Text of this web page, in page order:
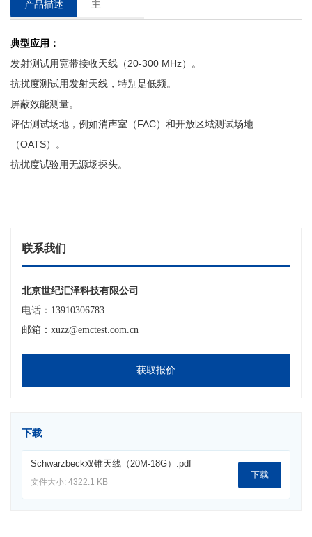
产品描述
主
点
典型应用 ：
发射测试用宽带接收天线（20-300 MHz）。
抗扰度测试用发射天线，特别是低频。
屏蔽效能测量。
评估测试场地，例如消声室（FAC）和开放区域测试场地
（OATS）。
抗扰度试验用无源场探头。
联系我们
北京世纪汇泽科技有限公司
电话：13910306783
邮箱：xuzz@emctest.com.cn
获取报价
下载
Schwarzbeck双锥天线（20M-18G）.pdf
文件大小: 4322.1 KB
下载